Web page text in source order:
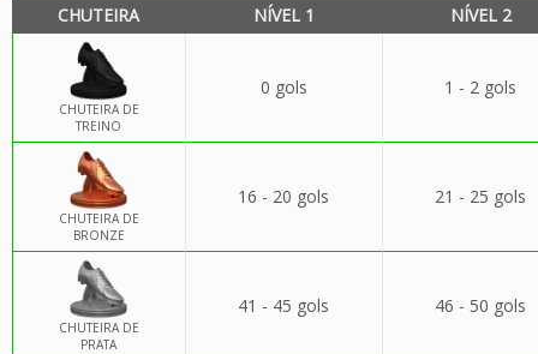
CHUTEIRA NÍVEL 1 NÍVEL 2
CHUTEIRA DE
TREINO
0 gols 1 - 2 gols
CHUTEIRA DE
BRONZE
16 - 20 gols 21 - 25 gols
CHUTEIRA DE
PRATA
41 - 45 gols 46 - 50 gols